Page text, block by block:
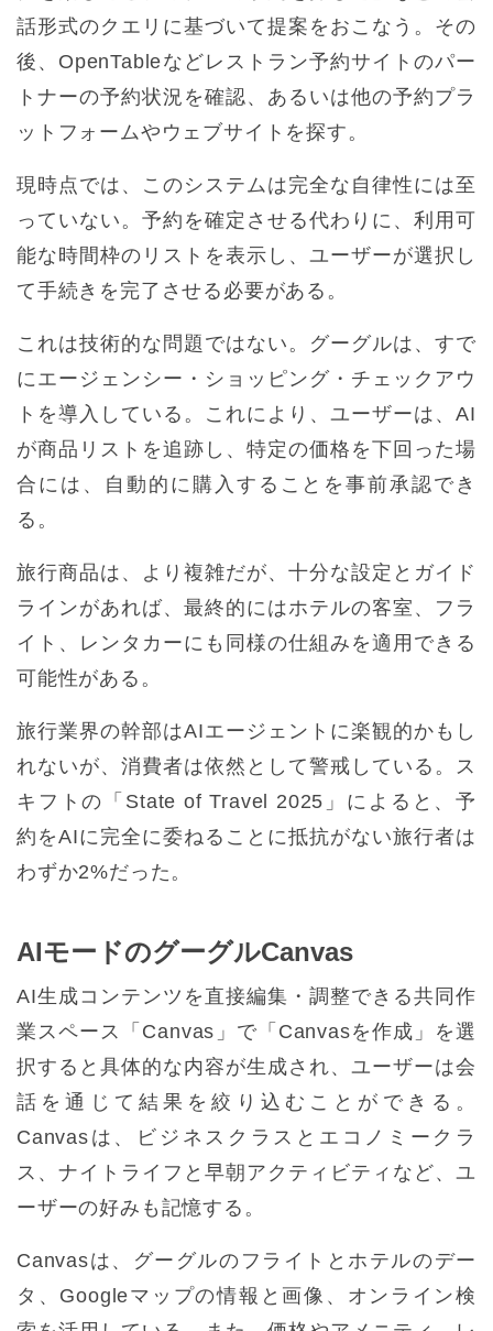
話形式のクエリに基づいて提案をおこなう。その
後、OpenTableなどレストラン予約サイトのパー
トナーの予約状況を確認、あるいは他の予約プラ
ットフォームやウェブサイトを探す。
現時点では、このシステムは完全な自律性には至
っていない。予約を確定させる代わりに、利用可
能な時間枠のリストを表示し、ユーザーが選択し
て手続きを完了させる必要がある。
これは技術的な問題ではない。グーグルは、すで
にエージェンシー・ショッピング・チェックアウ
トを導入している。これにより、ユーザーは、AI
が商品リストを追跡し、特定の価格を下回った場
合には、自動的に購入することを事前承認でき
る。
旅行商品は、より複雑だが、十分な設定とガイド
ラインがあれば、最終的にはホテルの客室、フラ
イト、レンタカーにも同様の仕組みを適用できる
可能性がある。
旅行業界の幹部はAIエージェントに楽観的かもし
れないが、消費者は依然として警戒している。ス
キフトの「State of Travel 2025」によると、予
約をAIに完全に委ねることに抵抗がない旅行者は
わずか2%だった。
AIモードのグーグルCanvas
AI生成コンテンツを直接編集・調整できる共同作
業スペース「Canvas」で「Canvasを作成」を選
択すると具体的な内容が生成され、ユーザーは会
話を通じて結果を絞り込むことができる。
Canvasは、ビジネスクラスとエコノミークラ
ス、ナイトライフと早朝アクティビティなど、ユ
ーザーの好みも記憶する。
Canvasは、グーグルのフライトとホテルのデー
タ、Googleマップの情報と画像、オンライン検